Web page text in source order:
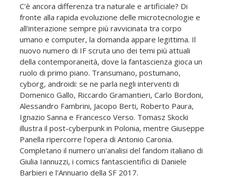
C'è ancora differenza tra naturale e artificiale? Di
fronte alla rapida evoluzione delle microtecnologie e
all'interazione sempre più ravvicinata tra corpo
umano e computer, la domanda appare legittima. Il
nuovo numero di IF scruta uno dei temi più attuali
della contemporaneità, dove la fantascienza gioca un
ruolo di primo piano. Transumano, postumano,
cyborg, androidi: se ne parla negli interventi di
Domenico Gallo, Riccardo Gramantieri, Carlo Bordoni,
Alessandro Fambrini, Jacopo Berti, Roberto Paura,
Ignazio Sanna e Francesco Verso. Tomasz Skocki
illustra il post-cyberpunk in Polonia, mentre Giuseppe
Panella ripercorre l'opera di Antonio Caronia.
Completano il numero un'analisi del fandom italiano di
Giulia Iannuzzi, i comics fantascientifici di Daniele
Barbieri e l'Annuario della SF 2017.